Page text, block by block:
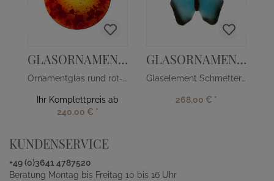
GLASORNAMENT R-43
Ornamentglas rund rot-gelb
Ihr Komplettpreis ab
240,00 € *
GLASORNAMENT S-20
Glaselement Schmetterlingsform
268,00 € *
KUNDENSERVICE
+49 (0)3641 4787520
Beratung Montag bis Freitag 10 bis 16 Uhr